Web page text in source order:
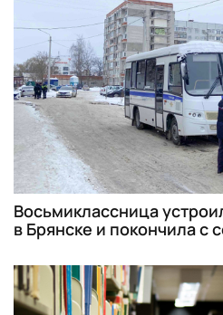
Восьмиклассница
в Брянске и покончила с